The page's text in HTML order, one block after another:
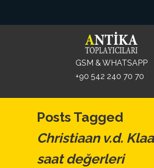
GSM & WHATSAPP
+90 542 240 70 70
Posts Tagged
Christiaan v.d.
saat değerleri